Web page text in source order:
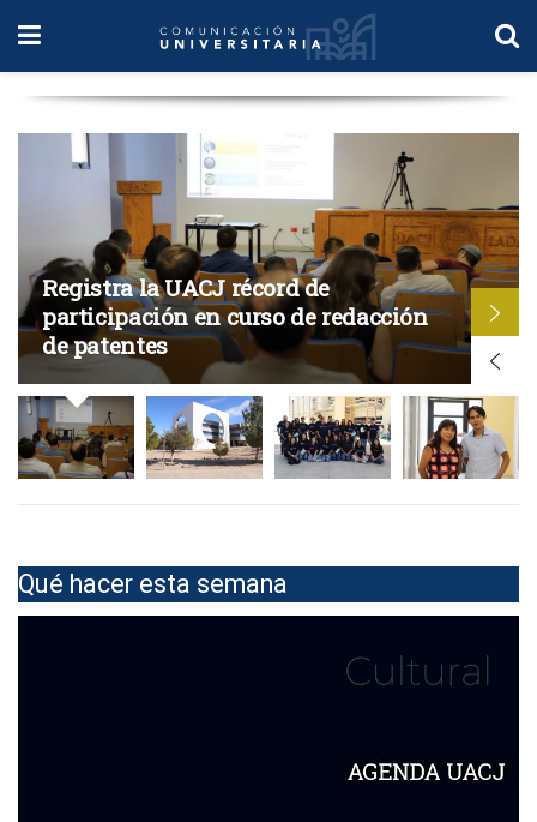
Registra la UACJ récord de
participación en curso de redacción
de patentes
Qué hacer esta semana